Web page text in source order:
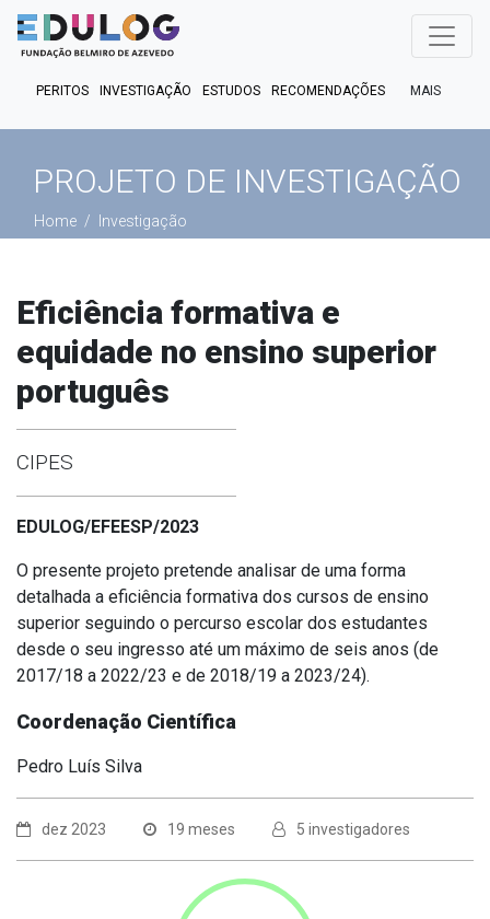
PERITOS INVESTIGAÇÃO ESTUDOS RECOMENDAÇÕES
PUBLICAÇÕES EM FOCO EM DEBATE FACT CHECK
PODCASTS
MAIS
PROJETO DE INVESTIGAÇÃO
Home Investigação
Eficiência formativa e
equidade no ensino superior
português
CIPES
EDULOG/EFEESP/2023
O presente projeto pretende analisar de uma forma
detalhada a eficiência formativa dos cursos de ensino
superior seguindo o percurso escolar dos estudantes
desde o seu ingresso até um máximo de seis anos (de
2017/18 a 2022/23 e de 2018/19 a 2023/24).
Coordenação Científica
Pedro Luís Silva
dez 2023 19 meses 5 investigadores